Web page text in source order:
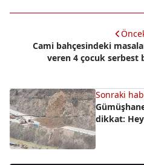
Cami bahçesindeki
veren 4 çocuk serbest
Sonraki
dikkat: